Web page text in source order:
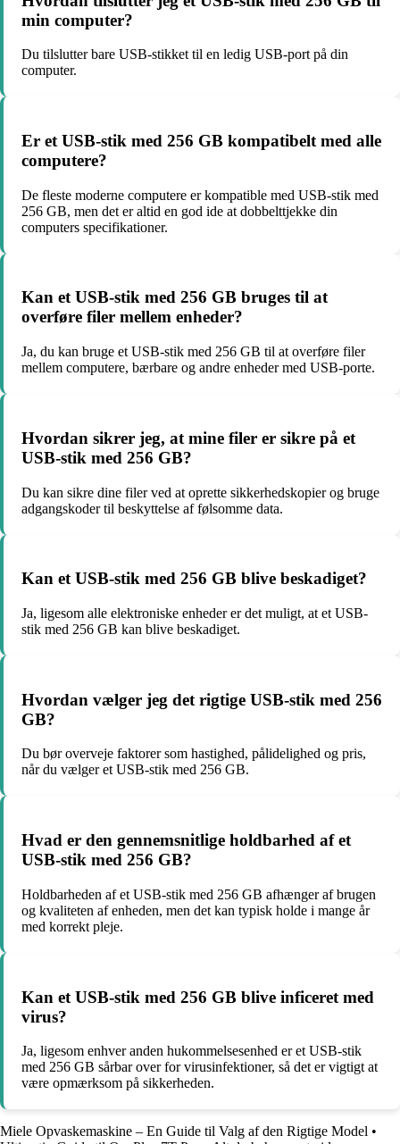
min computer?
Du tilslutter bare USB-stikket til en ledig USB-port på din
computer.
Er et USB-stik med 256 GB kompatibelt med alle
computere?
De fleste moderne computere er kompatible med USB-stik med
256 GB, men det er altid en god ide at dobbelttjekke din
computers specifikationer.
Kan et USB-stik med 256 GB bruges til at
overføre filer mellem enheder?
Ja, du kan bruge et USB-stik med 256 GB til at overføre filer
mellem computere, bærbare og andre enheder med USB-porte.
Hvordan sikrer jeg, at mine filer er sikre på et
USB-stik med 256 GB?
Du kan sikre dine filer ved at oprette sikkerhedskopier og bruge
adgangskoder til beskyttelse af følsomme data.
Kan et USB-stik med 256 GB blive beskadiget?
Ja, ligesom alle elektroniske enheder er det muligt, at et USB-
stik med 256 GB kan blive beskadiget.
Hvordan vælger jeg det rigtige USB-stik med 256
GB?
Du bør overveje faktorer som hastighed, pålidelighed og pris,
når du vælger et USB-stik med 256 GB.
Hvad er den gennemsnitlige holdbarhed af et
USB-stik med 256 GB?
Holdbarheden af et USB-stik med 256 GB afhænger af brugen
og kvaliteten af enheden, men det kan typisk holde i mange år
med korrekt pleje.
Kan et USB-stik med 256 GB blive inficeret med
virus?
Ja, ligesom enhver anden hukommelsesenhed er et USB-stik
med 256 GB sårbar over for virusinfektioner, så det er vigtigt at
være opmærksom på sikkerheden.
Miele Opvaskemaskine – En Guide til Valg af den Rigtige Model •